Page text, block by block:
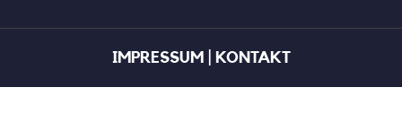
IMPRESSUM KONTAKT